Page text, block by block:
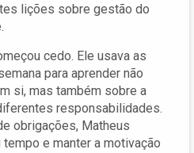
lições sobre gestão do
cedo. Ele usava as
para aprender não
si, mas também sobre a
responsabilidades.
obrigações, Matheus
e manter a motivação